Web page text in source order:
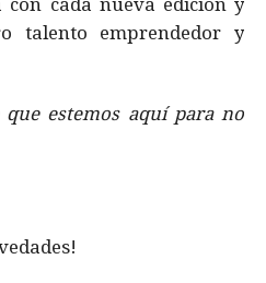
talento emprendedor y
que estemos aquí para no